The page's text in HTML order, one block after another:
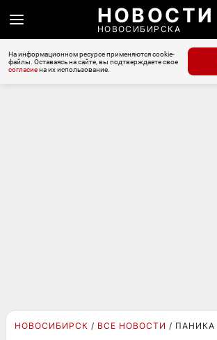
НОВОСТИ
НОВОСИБИРСКА
На информационном ресурсе применяются cookie-
файлы. Оставаясь на сайте, вы подтверждаете свое
согласиена их использование.
НОВОСИБИРСК ВСЕ НОВОСТИ ПАНИКА